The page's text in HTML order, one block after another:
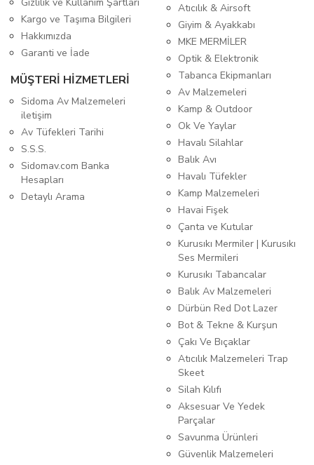
Kargo ve Taşıma Bilgileri
Hakkımızda
Garanti ve İade
MÜŞTERİ HİZMETLERİ
Sidoma Av Malzemeleri
iletişim
Av Tüfekleri Tarihi
S.S.S.
Sidomav.com Banka
Hesapları
Detaylı Arama
Atıcılık & Airsoft
Giyim & Ayakkabı
MKE MERMİLER
Optik & Elektronik
Tabanca Ekipmanları
Av Malzemeleri
Kamp & Outdoor
Ok Ve Yaylar
Havalı Silahlar
Balık Avı
Havalı Tüfekler
Kamp Malzemeleri
Havai Fişek
Çanta ve Kutular
Kurusıkı Mermiler | Kurusıkı
Ses Mermileri
Kurusıkı Tabancalar
Balık Av Malzemeleri
Dürbün Red Dot Lazer
Bot & Tekne & Kurşun
Çakı Ve Bıçaklar
Atıcılık Malzemeleri Trap
Skeet
Silah Kılıfı
Aksesuar Ve Yedek
Parçalar
Savunma Ürünleri
Güvenlik Malzemeleri